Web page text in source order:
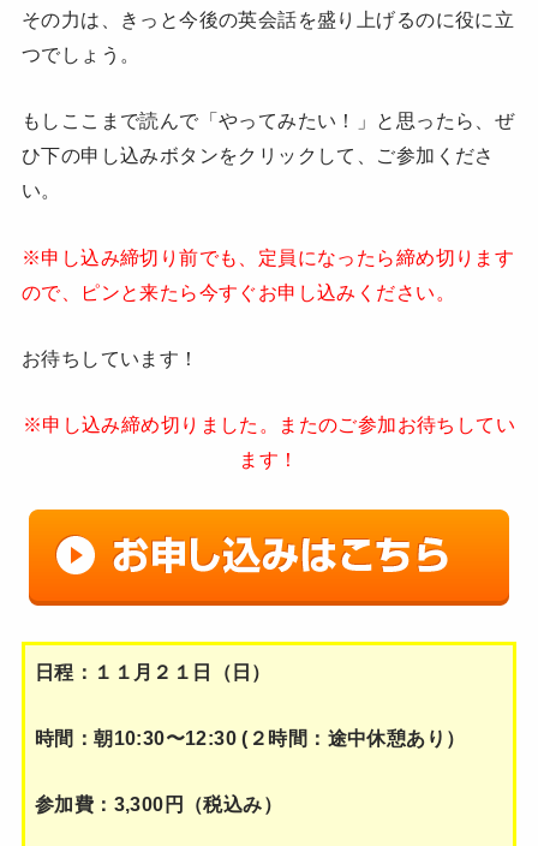
その力は、きっと今後の英会話を盛り上げるのに役に立
つでしょう。
もしここまで読んで「やってみたい！」と思ったら、ぜ
ひ下の申し込みボタンをクリックして、ご参加くださ
い。
※申し込み締切り前でも、定員になったら締め切ります
ので、ピンと来たら今すぐお申し込みください。
お待ちしています！
※申し込み締め切りました。またのご参加お待ちしてい
ます！
日程：１１月２１日（日）
時間：朝10:30〜12:30 (２時間：途中休憩あり）
参加費：3,300円（税込み）